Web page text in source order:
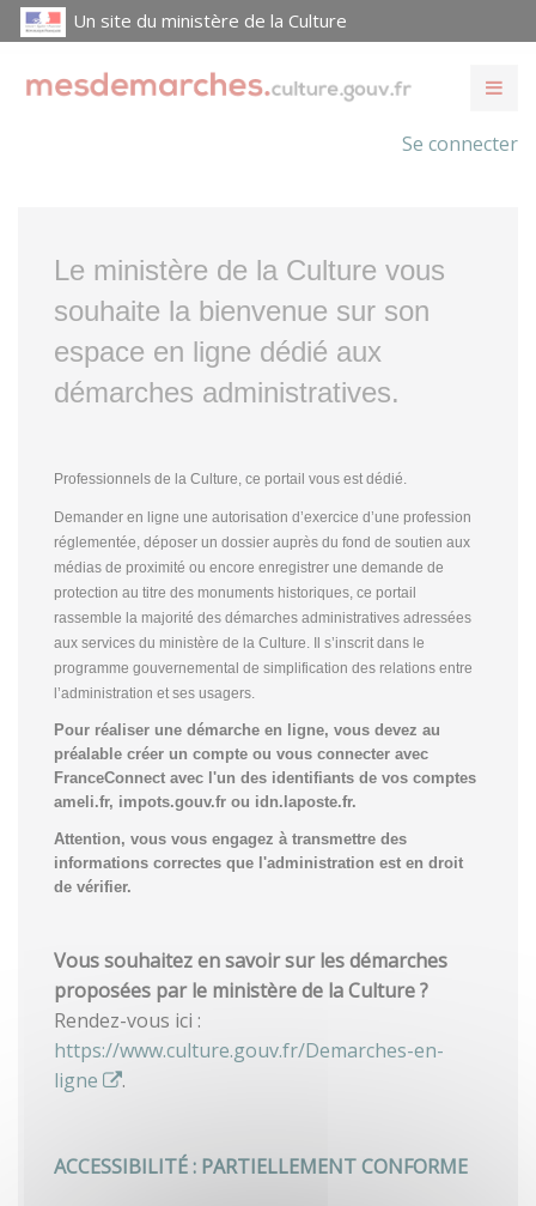
Un site du ministère de la Culture
Se connecter
Le ministère de la Culture vous
souhaite la bienvenue sur son
espace en ligne dédié aux
démarches administratives.
Professionnels de la Culture, ce portail vous est dédié.
Demander en ligne une autorisation d’exercice d’une profession
réglementée, déposer un dossier auprès du fond de soutien aux
médias de proximité ou encore enregistrer une demande de
protection au titre des monuments historiques, ce portail
rassemble la majorité des démarches administratives adressées
aux services du ministère de la Culture. Il s’inscrit dans le
programme gouvernemental de simplification des relations entre
l’administration et ses usagers.
Pour réaliser une démarche en ligne, vous devez au
préalable créer un compte ou vous connecter avec
FranceConnect avec l'un des identifiants de vos comptes
ameli.fr, impots.gouv.fr ou idn.laposte.fr.
Attention, vous vous engagez à transmettre des
informations correctes que l'administration est en droit
de vérifier.
Vous souhaitez en savoir sur les démarches
proposées par le ministère de la Culture ?
Rendez-vous ici :
https://www.culture.gouv.fr/Demarches-en-
ligne
.
ACCESSIBILITÉ : PARTIELLEMENT CONFORME